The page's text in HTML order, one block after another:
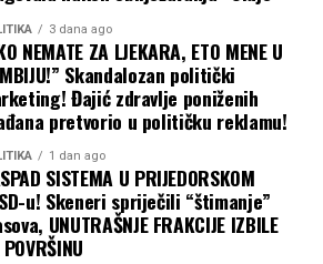
li Trampove uredbe samo
ograničenja ili pokušavaju da ih
koje je Vrhovni sud upravo
3 dana ago
NEMATE ZA LJEKARA, ETO MENE U
Skandalozan politički
Đajić zdravlje poniženih
pretvorio u političku reklamu!
1 dan ago
SISTEMA U PRIJEDORSKOM
u! Skeneri spriječili “štimanje”
UNUTRAŠNJE FRAKCIJE IZBILE